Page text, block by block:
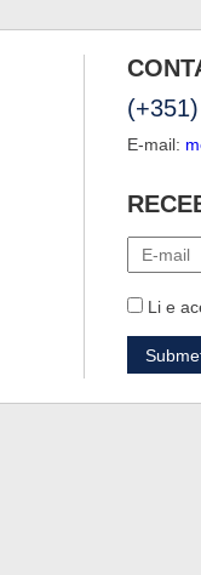
E-mail:
Li e